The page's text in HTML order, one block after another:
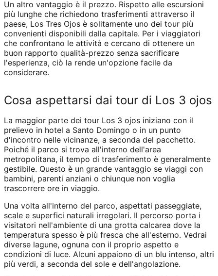
Un altro vantaggio è il prezzo. Rispetto alle escursioni
più lunghe che richiedono trasferimenti attraverso il
paese, Los Tres Ojos è solitamente uno dei tour più
convenienti disponibili dalla capitale. Per i viaggiatori
che confrontano le attività e cercano di ottenere un
buon rapporto qualità-prezzo senza sacrificare
l'esperienza, ciò la rende un'opzione facile da
considerare.
Cosa aspettarsi dai tour di Los 3 ojos
La maggior parte dei tour Los 3 ojos iniziano con il
prelievo in hotel a Santo Domingo o in un punto
d'incontro nelle vicinanze, a seconda del pacchetto.
Poiché il parco si trova all'interno dell'area
metropolitana, il tempo di trasferimento è generalmente
gestibile. Questo è un grande vantaggio se viaggi con
bambini, parenti anziani o chiunque non voglia
trascorrere ore in viaggio.
Una volta all'interno del parco, aspettati passeggiate,
scale e superfici naturali irregolari. Il percorso porta i
visitatori nell'ambiente di una grotta calcarea dove la
temperatura spesso è più fresca che all'esterno. Vedrai
diverse lagune, ognuna con il proprio aspetto e
condizioni di luce. Alcuni appaiono di un blu intenso, altri
più verdi, a seconda del sole e dell'angolazione.